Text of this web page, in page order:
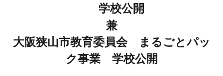
学校公開
兼
大阪狭山市教育委員会 まるごとパッ
ク事業 学校公開